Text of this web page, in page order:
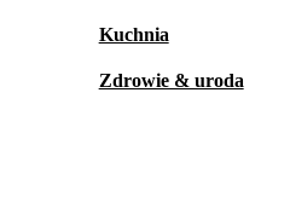
Kuchnia
Zdrowie & uroda